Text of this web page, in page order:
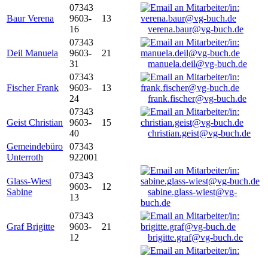
Baur Verena
07343
9603-
16
13
verena.baur@vg-buch.de
Deil Manuela
07343
9603-
31
21
manuela.deil@vg-buch.de
Fischer Frank
07343
9603-
24
13
frank.fischer@vg-buch.de
Geist Christian
07343
9603-
40
15
christian.geist@vg-buch.de
Gemeindebüro
Unterroth
07343
922001
Glass-Wiest
Sabine
07343
9603-
13
12
sabine.glass-wiest@vg-
buch.de
Graf Brigitte
07343
9603-
12
21
brigitte.graf@vg-buch.de